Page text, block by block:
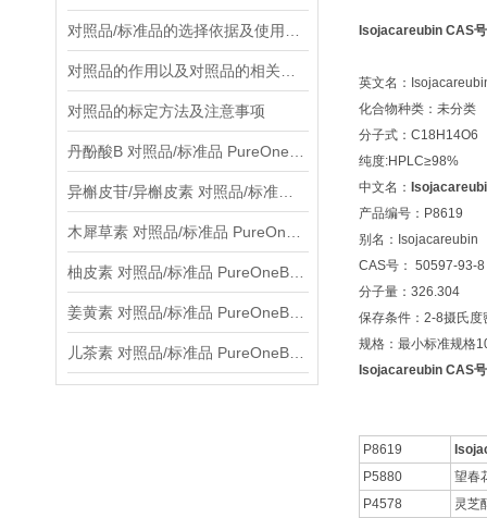
对照品的标定方法及注意事项
Isojacareubin CAS
英文名：
化合物种类：未分类
分子式：C18H14O6
纯度:HPLC≥98%
中文名：
产品编号：P8619
别名：Isojacareubin
CAS号： 50597-93-8
分子量：326.304
保存条件：2-8摄氏度
规格：最小标准规格
Isojacareubin CAS
P8619
P5880
望春
P4578
灵芝